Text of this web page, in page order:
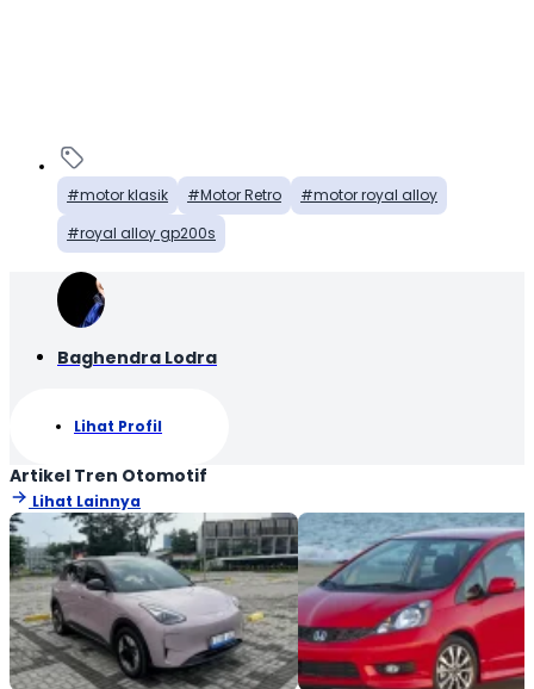
motor klasik Motor Retro
motor royal alloy
royal alloy gp200s
Baghendra Lodra
Lihat Profil
Artikel Tren Otomotif
Lihat Lainnya